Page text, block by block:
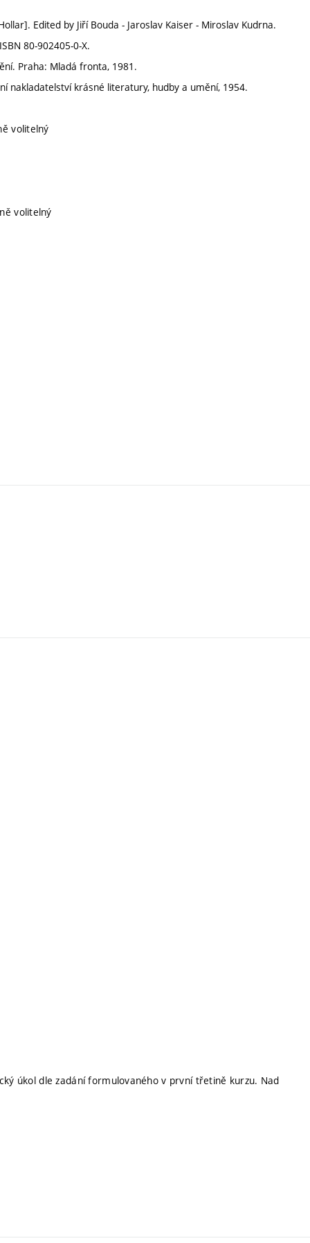
Edited by Jiří Bouda - Jaroslav Kaiser - Miroslav Kudrna.
80-902405-0-X.
Praha: Mladá fronta, 1981.
nakladatelství krásné literatury, hudby a umění, 1954.
volitelný
volitelný
úkol dle zadání formulovaného v první třetině kurzu. Nad